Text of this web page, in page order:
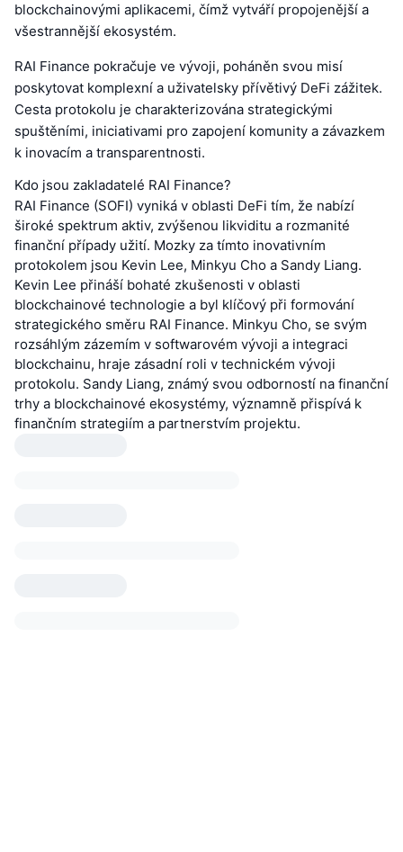
blockchainovými aplikacemi, čímž vytváří propojenější a
všestrannější ekosystém.
RAI Finance pokračuje ve vývoji, poháněn svou misí
poskytovat komplexní a uživatelsky přívětivý DeFi zážitek.
Cesta protokolu je charakterizována strategickými
spuštěními, iniciativami pro zapojení komunity a závazkem
k inovacím a transparentnosti.
Kdo jsou zakladatelé RAI Finance?
RAI Finance (SOFI) vyniká v oblasti DeFi tím, že nabízí
široké spektrum aktiv, zvýšenou likviditu a rozmanité
finanční případy užití. Mozky za tímto inovativním
protokolem jsou Kevin Lee, Minkyu Cho a Sandy Liang.
Kevin Lee přináší bohaté zkušenosti v oblasti
blockchainové technologie a byl klíčový při formování
strategického směru RAI Finance. Minkyu Cho, se svým
rozsáhlým zázemím v softwarovém vývoji a integraci
blockchainu, hraje zásadní roli v technickém vývoji
protokolu. Sandy Liang, známý svou odborností na finanční
trhy a blockchainové ekosystémy, významně přispívá k
finančním strategiím a partnerstvím projektu.